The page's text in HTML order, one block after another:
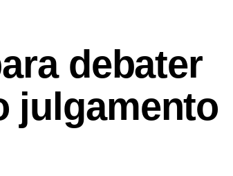
debater
julgamento